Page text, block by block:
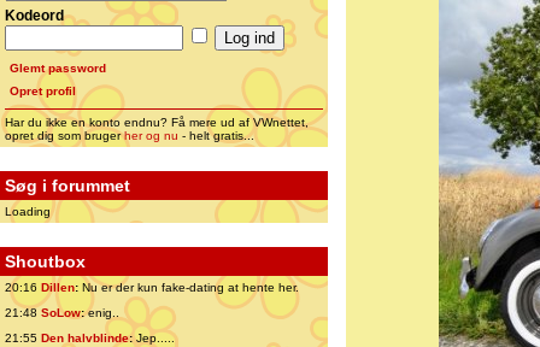
Kodeord
Glemt password
Opret profil
Har du ikke en konto endnu? Få mere ud af VWnettet,
opret dig som brugerher og nu - helt gratis...
Søg i forummet
Loading
Shoutbox
20:16 Dillen: Nu er der kun fake-dating at hente her.
21:48 SoLow:enig..
21:55 Den halvblinde:Jep.....